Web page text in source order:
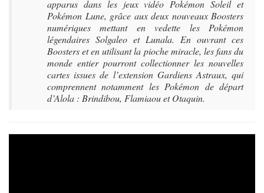
apparus dans les jeux vidéo Pokémon Soleil et
Pokémon Lune, grâce aux deux nouveaux Boosters
numériques mettant en vedette les Pokémon
légendaires Solgaleo et Lunala. En ouvrant ces
Boosters et en utilisant la pioche miracle, les fans du
monde entier pourront collectionner les nouvelles
cartes issues de l’extension Gardiens Astraux, qui
comprennent notamment les Pokémon de départ
d’Alola : Brindibou, Flamiaou et Otaquin.